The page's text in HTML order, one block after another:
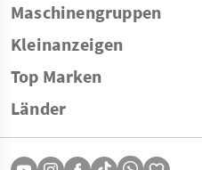
Maschinengruppen
Kleinanzeigen
Top Marken
Länder